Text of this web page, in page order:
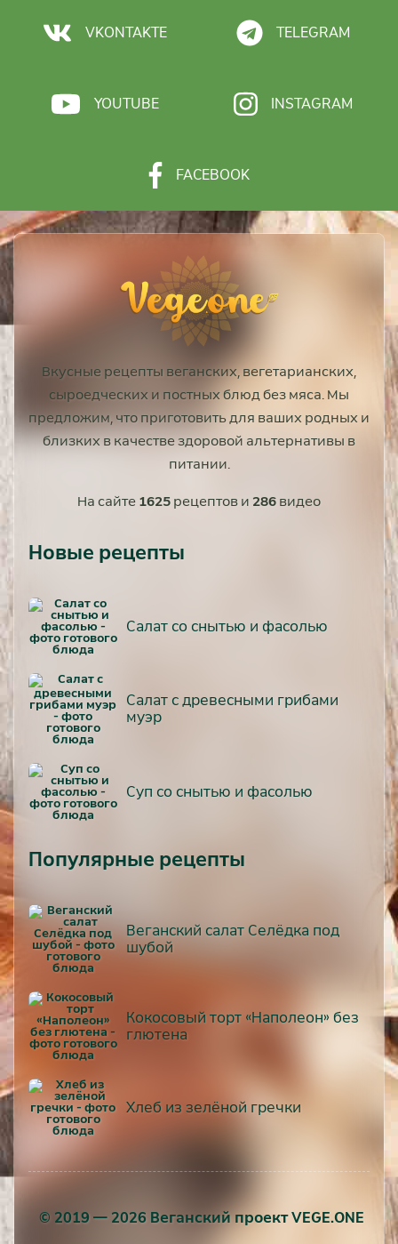
VKONTAKTE TELEGRAM
YOUTUBE INSTAGRAM
FACEBOOK
Вкусные рецепты веганских, вегетарианских,
сыроедческих и постных блюд без мяса. Мы
предложим, что приготовить для ваших родных и
близких в качестве здоровой альтернативы в
питании.
На сайте 1625 рецептов и 286 видео
Новые рецепты
Салат со снытью и фасолью
Салат с древесными грибами
муэр
Суп со снытью и фасолью
Популярные рецепты
Веганский салат Селёдка под
шубой
Кокосовый торт «Наполеон» без
глютена
Хлеб из зелёной гречки
© 2019 — 2026 Веганский проект VEGE.ONE